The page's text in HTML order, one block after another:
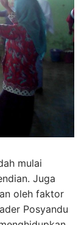
mulai
Juga
oleh faktor
Posyandu